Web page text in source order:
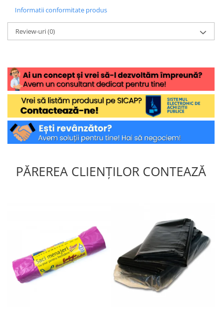
Informatii conformitate produs
Review-uri(0)
PĂREREA CLIENȚILOR CONTEAZĂ